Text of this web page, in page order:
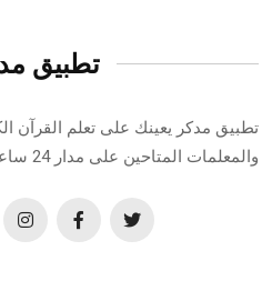
تطبيق
تطبيق مدكر يعينك على تعلم القرآن
والمعلمات المتاحين على مدار 24 ساعة